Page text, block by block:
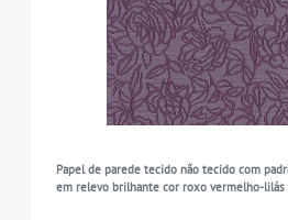
Papel de parede tecido não tecido com
em relevo brilhante cor roxo vermelho-lilás